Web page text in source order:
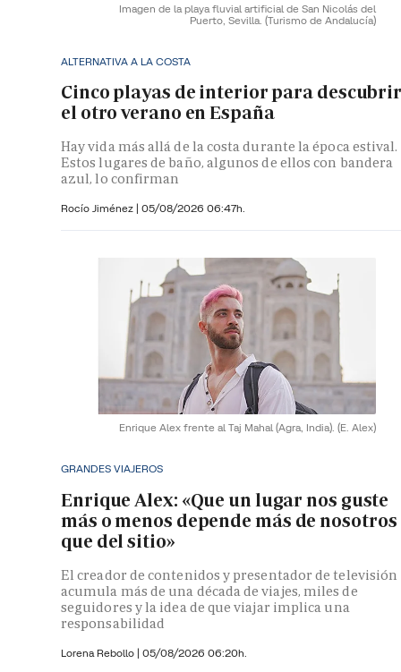
Imagen de la playa fluvial artificial de San Nicolás del
Puerto, Sevilla. (Turismo de Andalucía)
ALTERNATIVA A LA COSTA
Cinco playas de interior para
el otro verano en España
Hay vida más allá de la costa durante la época estival.
Estos lugares de baño, algunos de ellos con bandera
azul, lo confirman
Rocío Jiménez | 05/08/2026 06:47h.
Enrique Alex frente al Taj Mahal (Agra, India). (E. Alex)
GRANDES VIAJEROS
Enrique Alex: «Que un lugar nos guste
más o menos depende más de nosotros
que del sitio»
El creador de contenidos y presentador de televisión
acumula más de una década de viajes, miles de
seguidores y la idea de que viajar implica una
responsabilidad
Lorena Rebollo | 05/08/2026 06:20h.